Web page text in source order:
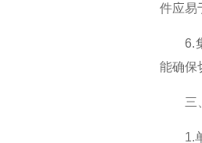
件应易
6.集
能确保
三、
1.单